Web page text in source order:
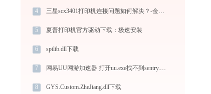
4 三星scx3401打印机连接问题如何解决？-金山毒霸
5 夏普打印机官方驱动下载：极速安装
6 sptlib.dll下载
7 网易UU网游加速器 打开uu.exe找不到sentry.dll怎么办
8 GYS.Custom.ZheJiang.dll下载